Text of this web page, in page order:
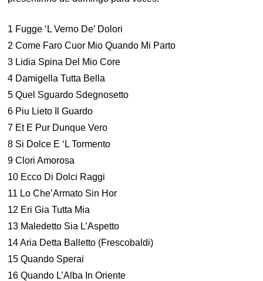
1 Fugge ‘L Verno De’ Dolori
2 Come Faro Cuor Mio Quando Mi Parto
3 Lidia Spina Del Mio Core
4 Damigella Tutta Bella
5 Quel Sguardo Sdegnosetto
6 Piu Lieto Il Guardo
7 Et E Pur Dunque Vero
8 Si Dolce E ‘L Tormento
9 Clori Amorosa
10 Ecco Di Dolci Raggi
11 Lo Che’Armato Sin Hor
12 Eri Gia Tutta Mia
13 Maledetto Sia L’Aspetto
14 Aria Detta Balletto (Frescobaldi)
15 Quando Sperai
16 Quando L’Alba In Oriente